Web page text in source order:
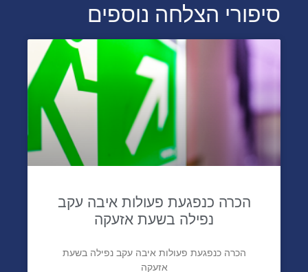
סיפורי הצלחה נוספים
הכרה כנפגעת פעולות איבה עקב
נפילה בשעת אזעקה
הכרה כנפגעת פעולות איבה עקב נפילה בשעת
אזעקה